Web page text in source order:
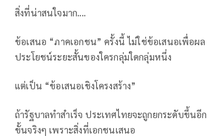
สิ่งที่น่าสนใจมาก....
ข้อเสนอ “ภาคเอกชน” ครั้งนี้ ไม่ใช่ข้อเสนอเพื่อผล
ประโยชน์ระยะสั้นของใครกลุ่มใดกลุ่มหนึ่ง
แต่เป็น “ข้อเสนอเชิงโครงสร้าง”
ถ้ารัฐบาลทำสำเร็จ ประเทศไทยจะถูกยกระดับขึ้นอีก
ขั้นจริงๆ เพราะสิ่งที่เอกชนเสนอ